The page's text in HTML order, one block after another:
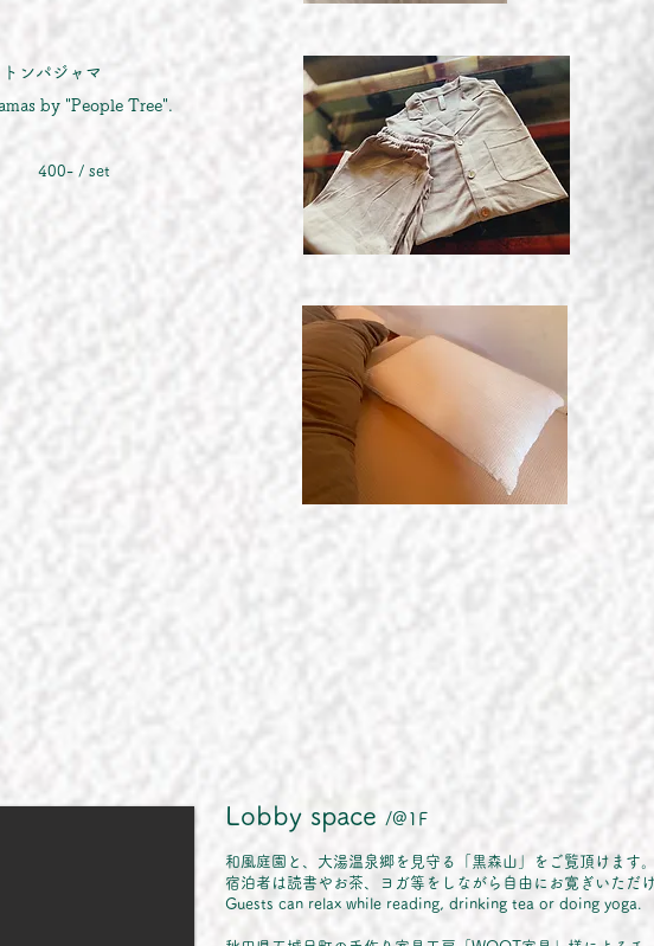
ンパジャマ
by "People Tree".​​
400- / set​
​Lobby space /@1F
​和風庭園と、大湯温泉郷を見守る「黒森山」をご覧頂けます。
宿泊者は読書やお茶、ヨガ等をしながら自由にお寛ぎいただけ
Guests can relax while reading, drinking tea or doing yoga.